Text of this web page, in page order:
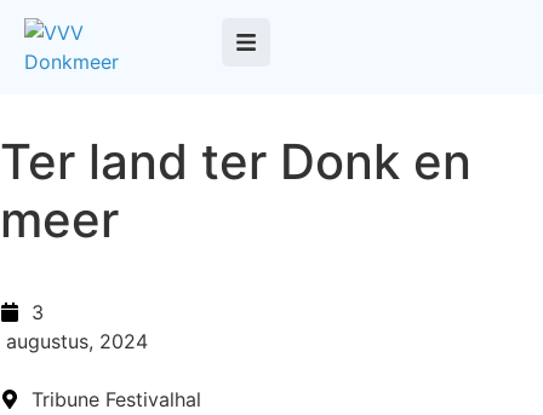
Ter land ter Donk en
meer
3
augustus, 2024
Tribune Festivalhal